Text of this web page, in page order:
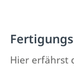
Hier erfährst